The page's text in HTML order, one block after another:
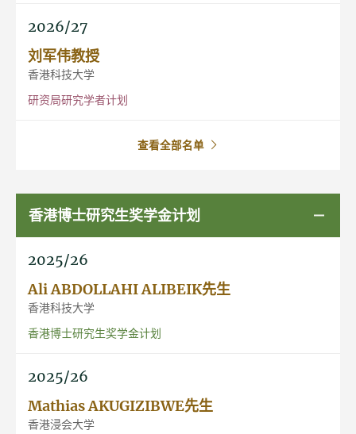
2026/27
刘军伟教授
香港科技大学
研资局研究学者计划
查看全部名单
香港博士研究生奖学金计划
2025/26
Ali ABDOLLAHI ALIBEIK先生
香港科技大学
香港博士研究生奖学金计划
2025/26
Mathias AKUGIZIBWE先生
香港浸会大学